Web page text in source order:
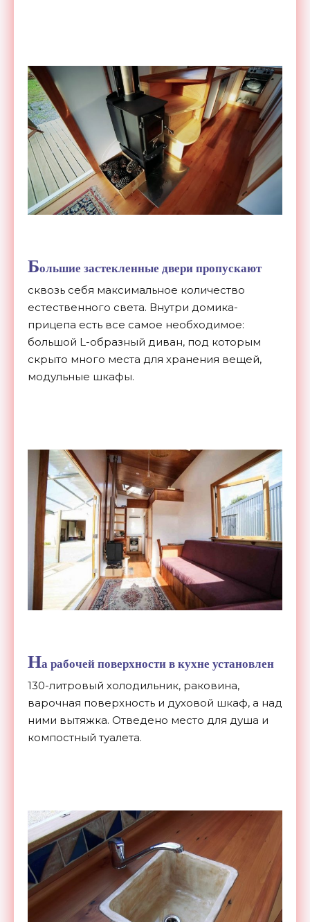
Большие застекленные двери пропускают
сквозь себя максимальное количество
естественного света. Внутри домика-
прицепа есть все самое необходимое:
большой L-образный диван, под которым
скрыто много места для хранения вещей,
модульные шкафы.
На рабочей поверхности в кухне установлен
130-литровый холодильник, раковина,
варочная поверхность и духовой шкаф, а над
ними вытяжка. Отведено место для душа и
компостный туалета.